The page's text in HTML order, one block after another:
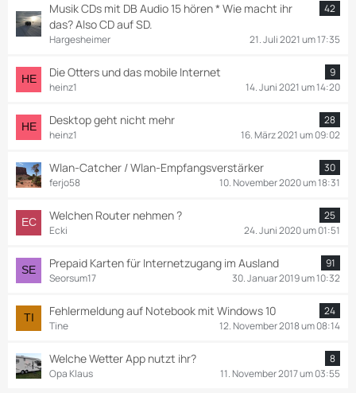
Musik CDs mit DB Audio 15 hören * Wie macht ihr
das? Also CD auf SD.
42
Hargesheimer 21. Juli 2021 um 17:35
Die Otters und das mobile Internet
9
heinz1
14. Juni 2021 um 14:20
Desktop geht nicht mehr
28
heinz1
16. März 2021 um 09:02
Wlan-Catcher / Wlan-Empfangsverstärker
30
ferjo58
10. November 2020 um 18:31
Welchen Router nehmen ?
25
Ecki
24. Juni 2020 um 01:51
Prepaid Karten für Internetzugang im Ausland
91
Seorsum17
30. Januar 2019 um 10:32
Fehlermeldung auf Notebook mit Windows 10
24
Tine
12. November 2018 um 08:14
Welche Wetter App nutzt ihr?
8
Opa Klaus
11. November 2017 um 03:55